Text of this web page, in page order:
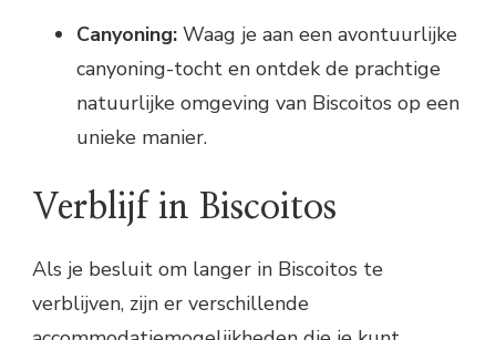
Canyoning: Waag je aan een avontuurlijke
canyoning-tocht en ontdek de prachtige
natuurlijke omgeving van Biscoitos op een
unieke manier.
Verblijf in Biscoitos
Als je besluit om langer in Biscoitos te
verblijven, zijn er verschillende